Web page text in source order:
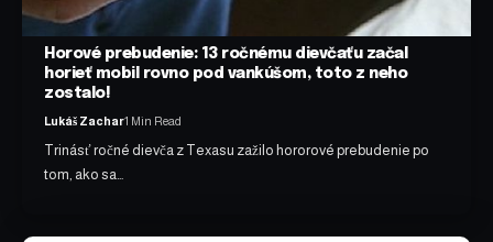
Horové prebudenie: 13 ročnému dievčaťu začal
horieť mobil rovno pod vankúšom, toto z neho
zostalo!
Lukáš Zachar1 Min Read
Trinásť ročné dievča z Texasu zažilo hororové prebudenie po
tom, ako sa…